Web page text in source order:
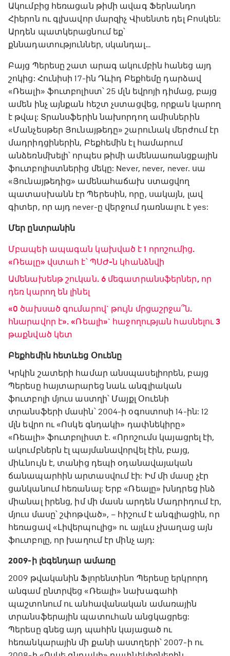
Ակումբից հեռացան թիմի ավագ Ֆերնանդո
Հիերոն ու գլխավոր մարզիչ Վիսենտե դել Բոսկեն:
Արդեն պատկերացնում եք՝
քննադատություններ, սկանդալ…
Բայց Պերեսը շատ արագ ակումբին հանեց այդ
շոկից: Հունիսի 17-ին Դևիդ Բեքհեմը դարձավ
«Ռեալի» ֆուտբոլիստ՝ 25 մլն եվրոյի դիմաց, բայց
ամեն ինչ այնքան հեշտ չստացվեց, որքան կարող
է թվալ: Տրանսֆերին նախորդող ամիսներին
«Մանչեսթեր Յունայթեդը» շարունակ մերժում էր
մադրիդցիներին, Բեքհեմին էլ համարում
անձեռնմխելի՝ որպես թիմի ամենաառանցքային
ֆուտբոլիստներից մեկը: Never, never, never. սա
«Յունայթեդից» ամենահաճախ ստացվող
պատասխանն էր Պերեսին, որը, սակայն, լավ
գիտեր, որ այդ never-ը վերջում դառնալու է yes:
Մեր ընտրանին
Մբապեի ապագան կախված է 1 որոշումից.
«Ռեալը» վստահ է՝ ՊՍԺ-ն կհանձնվի
Ամենախենթ շուկան. 6 մեգատրանսֆերներ, որ
դեռ կարող են լինել
«0 ծախսած գումարով` թույն մրցաշրջա՞ն.
հնարավոր է». «Ռեալի»` հաջողության հասնելու 3
թաքնված կետ
Բեքհեմին հետևեց Օուենը
Կրկին շատերի համար անսպասելիորեն, բայց
Պերեսը հայտարարեց նաև անգլիական
ֆուտբոլի մյուս աստղի՝ Մայքլ Օուենի
տրանսֆերի մասին՝ 2004-ի օգոստոսի 14-ին: 12
մլն եվրո ու «Ոսկե գնդակի» դափնեկիրը»
«Ռեալի» ֆուտբոլիստ է. «Որոշումս կայացրել էի,
ակումբներն էլ պայմանավորվել էին, բայց,
միևնույն է, տանից դեպի օդանավայական
ճանապարհին արտասվում էի: Իմ մի մասը չէր
ցանկանում հեռանալ: Երբ «Ռեալը» խնդրեց ինձ
միանալ իրենց, իմ մի մասն արդեն Մադրիդում էր,
մյուս մասը՝ շփոթված», – հիշում է անգլիացին, որ
հեռացավ «Լիվերպուլից» ու այլևս չխաղաց այն
ֆուտբոլը, որ խաղում էր մինչ այդ:
2009-ի լեգենդար ամառը
2009 թվականին Ֆլորենտինո Պերեսը երկրորդ
անգամ ընտրվեց «Ռեալի» նախագահի
պաշտոնում ու անհավանական ամառային
տրանսֆերային պատուհան անցկացրեց:
Պերեսը գնեց այդ պահին կայացած ու
հեռանկարային մի քանի աստղերի՝ 2007-ի ու